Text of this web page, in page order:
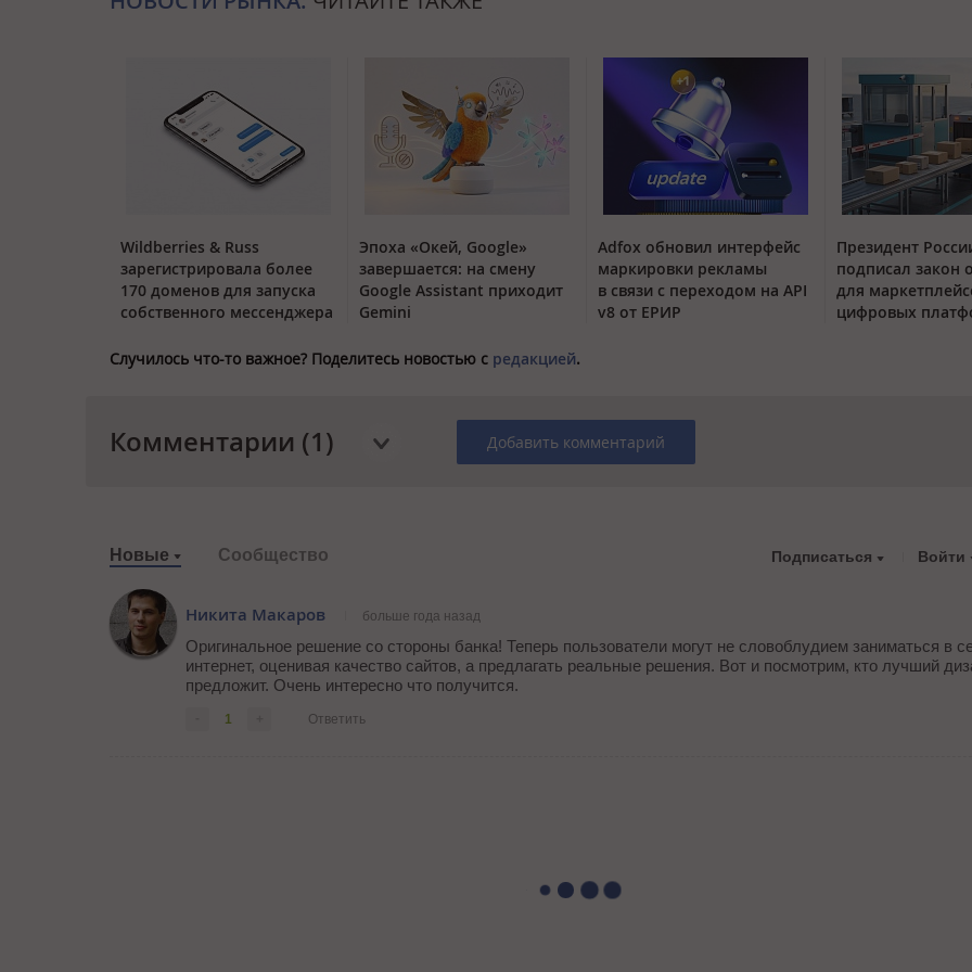
Wildberries & Russ
зарегистрировала более
170 доменов для запуска
собственного мессенджера
Эпоха «Окей, Google»
завершается: на смену
Google Assistant приходит
Gemini
Adfox обновил интерфейс
маркировки рекламы
в связи с переходом на API
v8 от ЕРИР
Президент
подписал закон
для
цифровых
Случилось что-то важное? Поделитесь новостью с редакцией.
Комментарии (1) Добавить комментарий
Новые Сообщество Подписаться Войти
Никита Макаров больше года назад
Оригинальное решение со стороны банка! Теперь пользователи могут не словоблудием заниматься в
интернет, оценивая качество сайтов, а предлагать реальные решения. Вот и посмотрим, кто лучший
предложит. Очень интересно что получится.
1 Ответить